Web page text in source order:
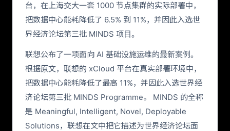
台，在上海交大一套 1000 节点集群的实际部署中，
把数据中心能耗降低了 6.5% 到 11%，并因此入选世
界经济论坛第三批 MINDS 项目。
联想公布了一项面向 AI 基础设施运维的最新案例。
根据原文，联想的 xCloud 平台在真实部署环境中，
把数据中心能耗降低了最高 11%，并因此入选世界经
济论坛第三批 MINDS Programme。 MINDS 的全称
是 Meaningful, Intelligent, Novel, Deployable
Solutions，联想在文中把它描述为世界经济论坛面